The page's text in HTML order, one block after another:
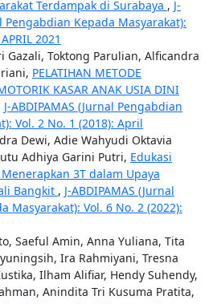
Terdampak di Surabaya , J-
Pengabdian Kepada Masyarakat):
2021
Gazali, Toktong Parulian, Alficandra
PELATIHAN METODE
KASAR ANAK USIA DINI
J-ABDIPAMAS (Jurnal Pengabdian
Vol. 2 No. 1 (2018): April
Dewi, Adie Wahyudi Oktavia
Adhiya Garini Putri, Edukasi
3T dalam Upaya
Bangkit , J-ABDIPAMAS (Jurnal
Masyarakat): Vol. 6 No. 2 (2022):
Saeful Amin, Anna Yuliana, Tita
Ira Rahmiyani, Tresna
Ilham Alifiar, Hendy Suhendy,
Anindita Tri Kusuma Pratita,